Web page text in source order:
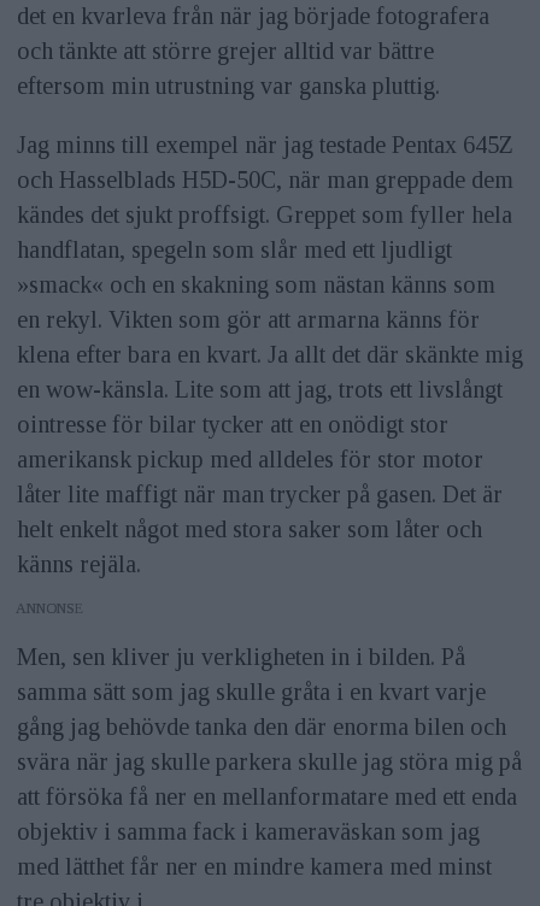
det en kvarleva från när jag började fotografera
och tänkte att större grejer alltid var bättre
eftersom min utrustning var ganska pluttig.
Jag minns till exempel när jag testade Pentax 645Z
och Hasselblads H5D-50C, när man greppade dem
kändes det sjukt proffsigt. Greppet som fyller hela
handflatan, spegeln som slår med ett ljudligt
»smack« och en skakning som nästan känns som
en rekyl. Vikten som gör att armarna känns för
klena efter bara en kvart. Ja allt det där skänkte mig
en wow-känsla. Lite som att jag, trots ett livslångt
ointresse för bilar tycker att en onödigt stor
amerikansk pickup med alldeles för stor motor
låter lite maffigt när man trycker på gasen. Det är
helt enkelt något med stora saker som låter och
känns rejäla.
ANNONS
Men, sen kliver ju verkligheten in i bilden. På
samma sätt som jag skulle gråta i en kvart varje
gång jag behövde tanka den där enorma bilen och
svära när jag skulle parkera skulle jag störa mig på
att försöka få ner en mellanformatare med ett enda
objektiv i samma fack i kameraväskan som jag
med lätthet får ner en mindre kamera med minst